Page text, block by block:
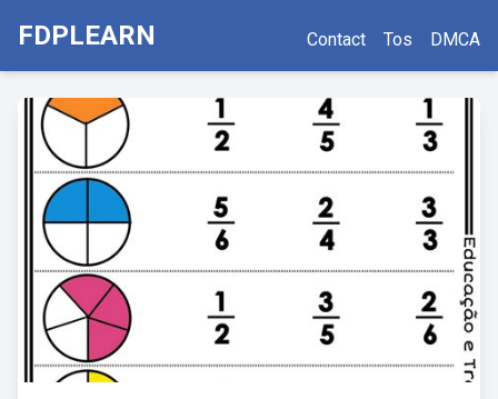
FDPLEARN Contact Tos DMCA